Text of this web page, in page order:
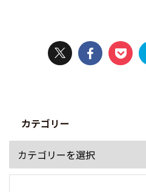
カテゴリー